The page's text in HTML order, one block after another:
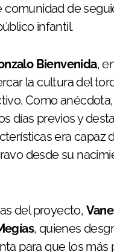
de
infantil.
Bienvenida,
la cultura del
Como
días previos y
era capaz
desde su
del proyecto,
, quienes
para que los